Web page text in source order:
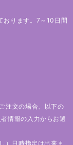
おります。7～10日間
注文の場合、以下の
情報の入力からお選
日時指定は出来ま